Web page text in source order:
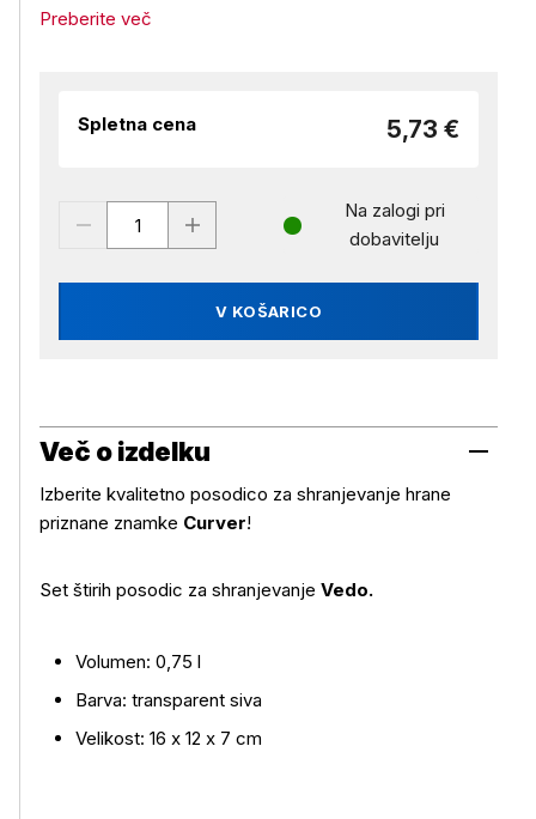
Preberite več
Spletna cena 5,73 €
V KOŠARICO
Na zalogi pri
dobavitelju
Več o izdelku
Izberite kvalitetno posodico za shranjevanje hrane
priznane znamke Curver!
Set štirih posodic za shranjevanje Vedo.
Volumen: 0,75 l
Barva: transparent siva
Velikost: 16 x 12 x 7 cm